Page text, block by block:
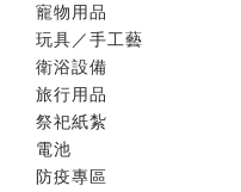
寵物用品
玩具／手工藝
衛浴設備
旅行用品
祭祀紙紮
電池
防疫專區